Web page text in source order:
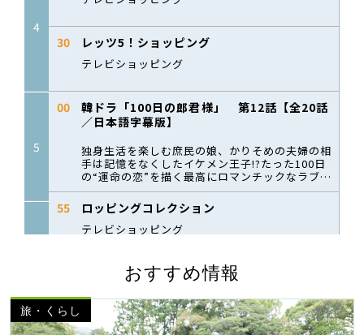
おすすめ情報
旅・くらし